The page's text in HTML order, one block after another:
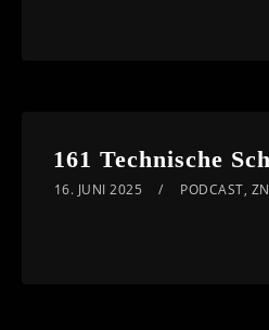
161 Technische
16. JUNI 2025 PODCAST,